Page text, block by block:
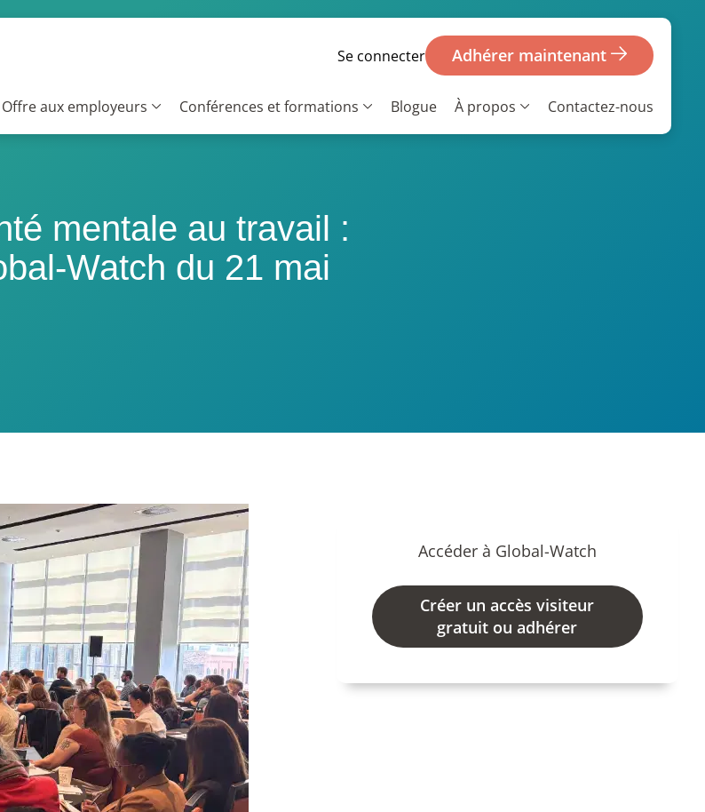
Se connecter Adhérer maintenant
Offre aux employeurs Conférences et formations Blogue À propos Contactez-nous
mentale au travail :
Watch du 21 mai
Accéder à Global-Watch
Créer un accès visiteur
gratuit ou adhérer